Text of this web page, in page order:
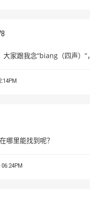
家跟我念“biang（四声）”
哪里能找到呢？